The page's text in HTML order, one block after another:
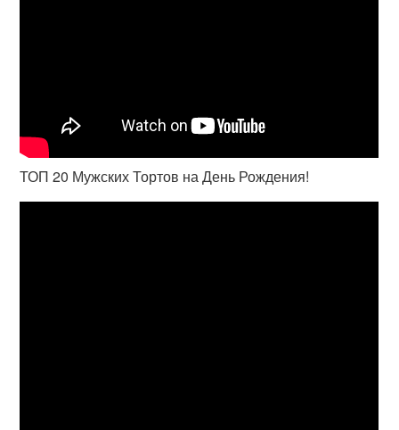
ТОП 20 Мужских Тортов на День Рождения!